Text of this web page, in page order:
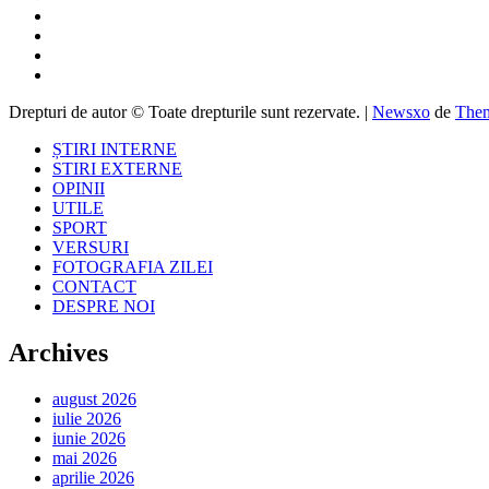
Drepturi de autor © Toate drepturile sunt rezervate. | Newsxo de
ȘTIRI INTERNE
STIRI EXTERNE
OPINII
UTILE
SPORT
VERSURI
FOTOGRAFIA ZILEI
CONTACT
DESPRE NOI
Archives
august 2026
iulie 2026
iunie 2026
mai 2026
aprilie 2026